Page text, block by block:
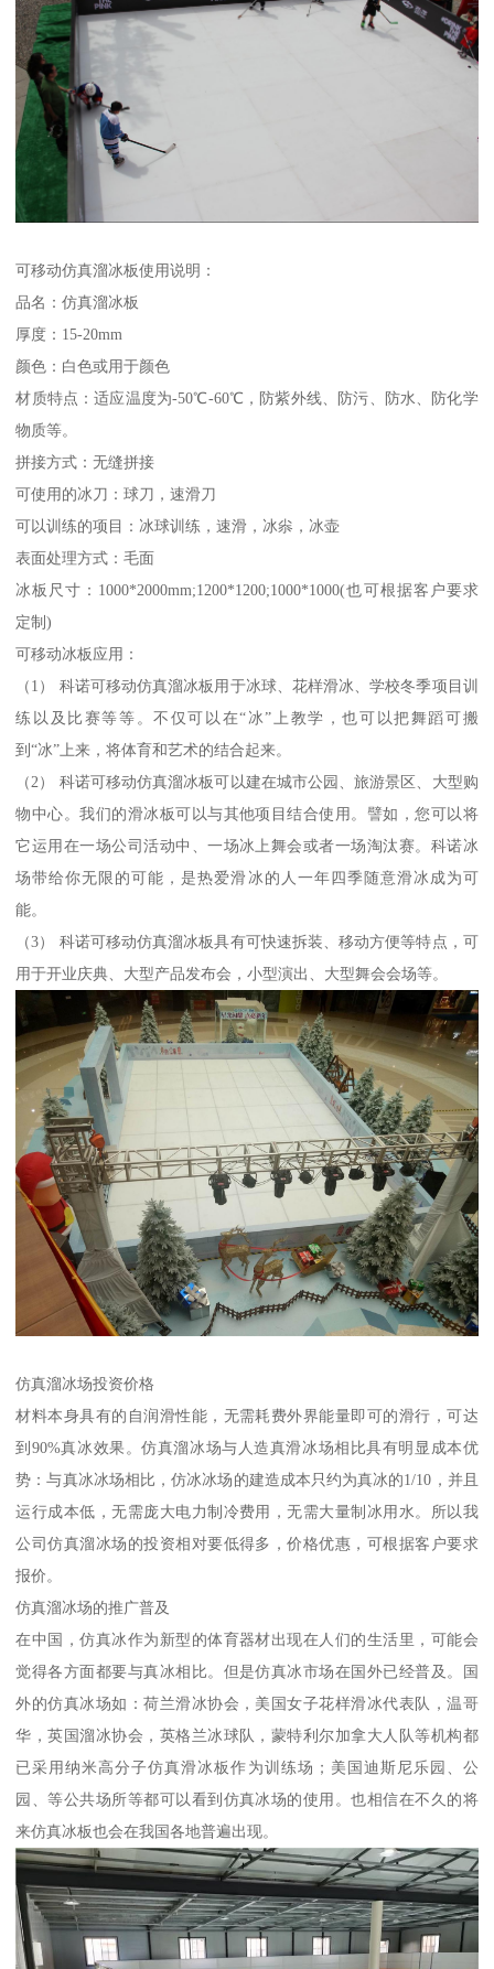
可移动仿真溜冰板使用说明：
品名：仿真溜冰板
厚度：15-20mm
颜色：白色或用于颜色
材质特点：适应温度为-50℃-60℃，防紫外线、防污、防水、防化学
物质等。
拼接方式：无缝拼接
可使用的冰刀：球刀，速滑刀
可以训练的项目：冰球训练，速滑，冰尜，冰壶
表面处理方式：毛面
冰板尺寸：1000*2000mm;1200*1200;1000*1000(也可根据客户要求
定制)
可移动冰板应用：
（1） 科诺可移动仿真溜冰板用于冰球、花样滑冰、学校冬季项目训
练以及比赛等等。不仅可以在“冰”上教学，也可以把舞蹈可搬
到“冰”上来，将体育和艺术的结合起来。
（2） 科诺可移动仿真溜冰板可以建在城市公园、旅游景区、大型购
物中心。我们的滑冰板可以与其他项目结合使用。譬如，您可以将
它运用在一场公司活动中、一场冰上舞会或者一场淘汰赛。科诺冰
场带给你无限的可能，是热爱滑冰的人一年四季随意滑冰成为可
能。
（3） 科诺可移动仿真溜冰板具有可快速拆装、移动方便等特点，可
用于开业庆典、大型产品发布会，小型演出、大型舞会会场等。
仿真溜冰场投资价格
材料本身具有的自润滑性能，无需耗费外界能量即可的滑行，可达
到90%真冰效果。仿真溜冰场与人造真滑冰场相比具有明显成本优
势：与真冰冰场相比，仿冰冰场的建造成本只约为真冰的1/10，并且
运行成本低，无需庞大电力制冷费用，无需大量制冰用水。所以我
公司仿真溜冰场的投资相对要低得多，价格优惠，可根据客户要求
报价。
仿真溜冰场的推广普及
在中国，仿真冰作为新型的体育器材出现在人们的生活里，可能会
觉得各方面都要与真冰相比。但是仿真冰市场在国外已经普及。国
外的仿真冰场如：荷兰滑冰协会，美国女子花样滑冰代表队，温哥
华，英国溜冰协会，英格兰冰球队，蒙特利尔加拿大人队等机构都
已采用纳米高分子仿真滑冰板作为训练场；美国迪斯尼乐园、公
园、等公共场所等都可以看到仿真冰场的使用。也相信在不久的将
来仿真冰板也会在我国各地普遍出现。